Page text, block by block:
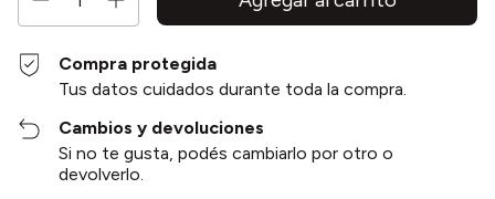
Compra protegida
Tus datos cuidados durante toda la compra.
Cambios y devoluciones
Si no te gusta, podés cambiarlo por otro o
devolverlo.